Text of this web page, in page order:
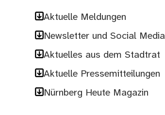
Aktuelle Meldungen
Newsletter und Social Media
Aktuelles aus dem Stadtrat
Aktuelle Pressemitteilungen
Nürnberg Heute Magazin